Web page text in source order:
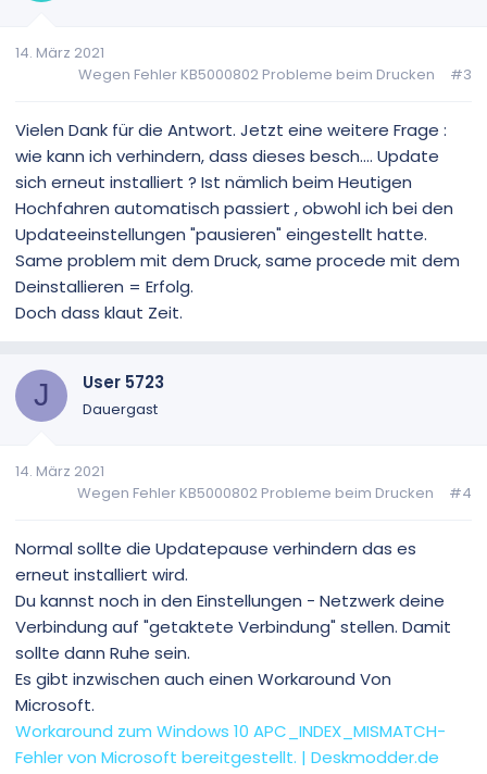
e
14. März 2021
Wegen Fehler KB5000802 Probleme beim Drucken
#3
Vielen Dank für die Antwort. Jetzt eine weitere Frage :
wie kann ich verhindern, dass dieses besch.... Update
sich erneut installiert ? Ist nämlich beim Heutigen
Hochfahren automatisch passiert , obwohl ich bei den
Updateeinstellungen "pausieren" eingestellt hatte.
Same problem mit dem Druck, same procede mit dem
Deinstallieren = Erfolg.
Doch dass klaut Zeit.
J User 5723
Dauergast
14. März 2021
Wegen Fehler KB5000802 Probleme beim Drucken
#4
Normal sollte die Updatepause verhindern das es
erneut installiert wird.
Du kannst noch in den Einstellungen - Netzwerk deine
Verbindung auf "getaktete Verbindung" stellen. Damit
sollte dann Ruhe sein.
Es gibt inzwischen auch einen Workaround Von
Microsoft.
Workaround zum Windows 10 APC_INDEX_MISMATCH-
Fehler von Microsoft bereitgestellt. | Deskmodder.de